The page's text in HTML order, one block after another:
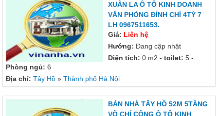
XUÂN LA Ô TÔ KINH DOANH
VĂN PHÒNG ĐỈNH CHỈ 4TỶ 7
LH 0967511653.
Giá: Liên hệ
Hướng: Đang cập nhật
Diện tích: 0 m2 - toilet: 5 -
Phòng ngủ: 6
Địa chỉ: Tây Hồ » Thành phố Hà Nội
BÁN NHÀ TÂY HỒ 52M 5TẦNG
VÕ CHÍ CÔNG Ô TÔ KINH